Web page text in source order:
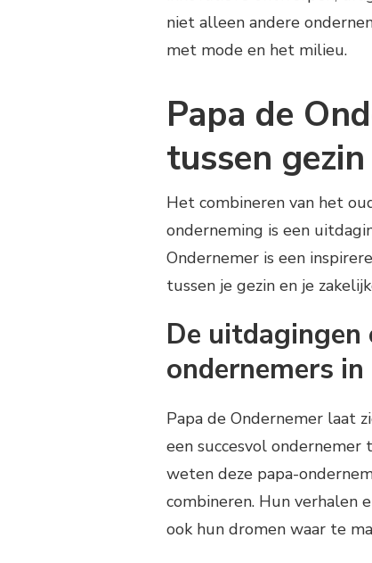
niet alleen andere
met mode en het milieu.
Papa de
tussen
Het combineren van het
onderneming is een
Ondernemer is een
tussen je gezin en je
De
ondernemers
Papa de Ondernemer laat
een succesvol
weten deze papa-
combineren. Hun verhalen
ook hun dromen waar te